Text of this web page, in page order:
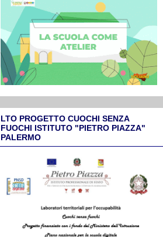
LTO PROGETTO CUOCHI SENZA
FUOCHI ISTITUTO "PIETRO PIAZZA"
PALERMO